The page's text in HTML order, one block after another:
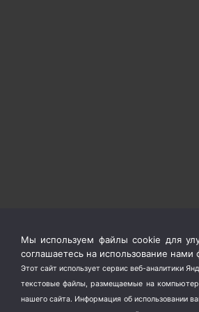
Мы используем файлы cookie для
соглашаетесь на использование
Этот сайт использует сервис веб-аналитики
текстовые файлы, размещаемые на
нашего сайта. Информация об использовании